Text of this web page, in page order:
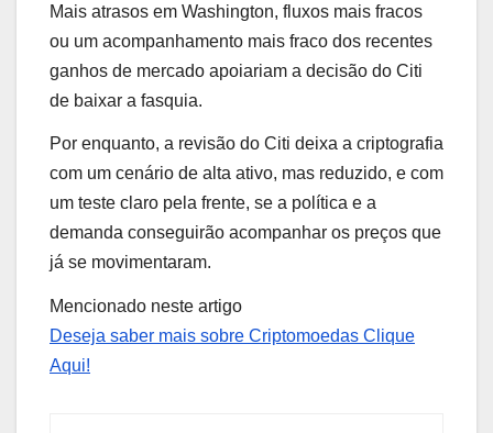
Mais atrasos em Washington, fluxos mais fracos
ou um acompanhamento mais fraco dos recentes
ganhos de mercado apoiariam a decisão do Citi
de baixar a fasquia.
Por enquanto, a revisão do Citi deixa a criptografia
com um cenário de alta ativo, mas reduzido, e com
um teste claro pela frente, se a política e a
demanda conseguirão acompanhar os preços que
já se movimentaram.
Mencionado neste artigo
Deseja saber mais sobre Criptomoedas Clique
Aqui!